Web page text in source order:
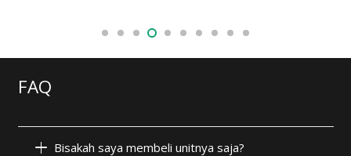
FAQ
Bisakah saya membeli unitnya saja?